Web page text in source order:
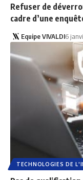
Refuser de
cadre d’une
Equipe VIVALDI6
TECHNOLOGIES DE